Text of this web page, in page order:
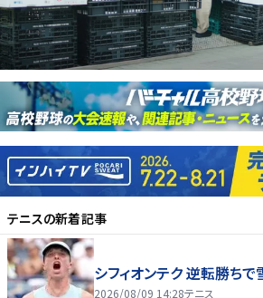
テニスの新着記事
シフィオンテク 逆転勝ちで
2026/08/09 14:28テニス